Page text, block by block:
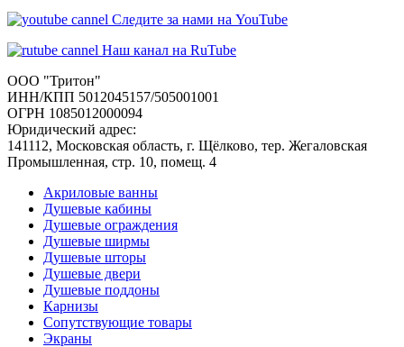
Следите за нами на YouTube
Наш канал на RuTube
ООО "Тритон"
ИНН/КПП 5012045157/505001001
ОГРН 1085012000094
Юридический адрес:
141112, Московская область, г. Щёлково, тер. Жегаловская
Промышленная, стр. 10, помещ. 4
Акриловые ванны
Душевые кабины
Душевые ограждения
Душевые ширмы
Душевые шторы
Душевые двери
Душевые поддоны
Карнизы
Сопутствующие товары
Экраны